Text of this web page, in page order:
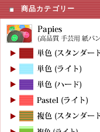
商品カテゴリー